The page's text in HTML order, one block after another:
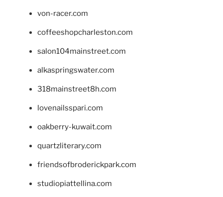
von-racer.com
coffeeshopcharleston.com
salon104mainstreet.com
alkaspringswater.com
318mainstreet8h.com
lovenailsspari.com
oakberry-kuwait.com
quartzliterary.com
friendsofbroderickpark.com
studiopiattellina.com